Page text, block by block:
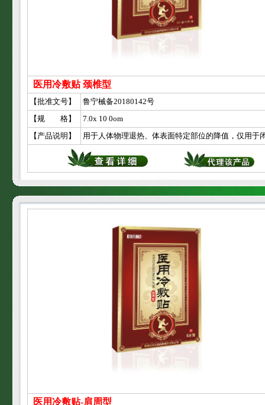
医用冷敷贴 颈椎型
【批准文号】
鲁宁械备20180142号
【规 格】
7.0x 10 0om
【产品说明】
医用冷敷贴-肩周型